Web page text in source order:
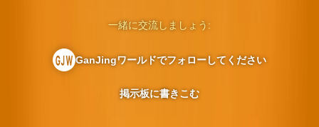
一緒に交流しましょう:
GanJingワールドでフォローしてください
掲示板に書きこむ